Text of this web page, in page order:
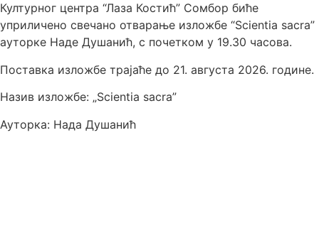
Културног центра “Лаза Костић” Сомбор биће
уприличено свечано отварање изложбе “Scientia sacra”
ауторке Наде Душанић, с почетком у 19.30 часова.
Поставка изложбе трајаће до 21. августа 2026. године.
Назив изложбе: „Scientia sacra”
Ауторка: Нада Душанић